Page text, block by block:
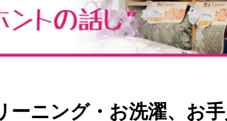
ーニング・お洗濯、お